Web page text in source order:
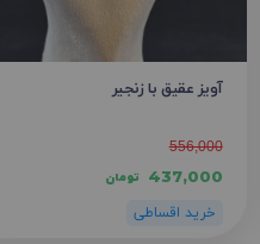
آویز عقیق با زنجیر
556,000
437,000 تومان